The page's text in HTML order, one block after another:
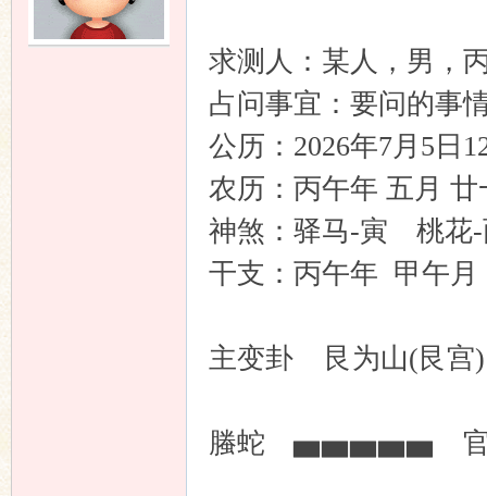
求测人：某人，男，
占问事宜：要问的事
公历：2026年7月5日
农历：丙午年 五月
神煞：驿马-寅 桃
干支：丙午年 甲午
主变卦 艮为山(艮宫
螣蛇 ▅▅▅▅▅ 官